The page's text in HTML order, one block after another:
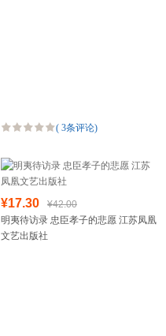
( 3条评论)
¥17.30
¥42.00
明夷待访录 忠臣孝子的悲愿 江苏凤凰
文艺出版社